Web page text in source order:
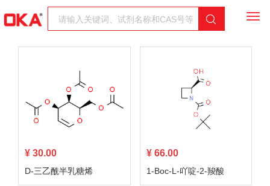
¥ 30.00
D-三乙酰半乳糖烯
¥ 66.00
1-Boc-L-吖啶-2-羧酸